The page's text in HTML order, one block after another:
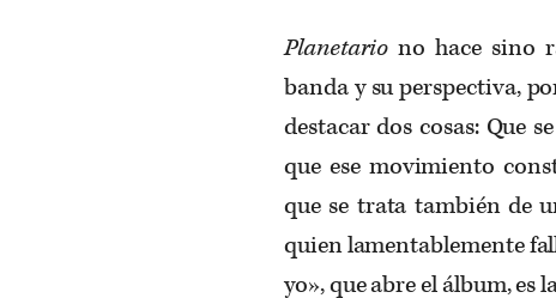
Planetario no hace sino
banda y su perspectiva,
destacar dos cosas: Que
que ese movimiento
que se trata también de
quien lamentablemente
yo», que abre el álbum,